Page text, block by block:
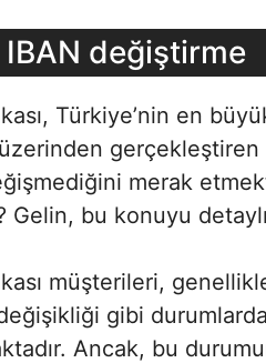
değiştirme
Türkiye’nin en
gerçekleştiren
merak
Gelin, bu konuyu
müşterileri,
gibi
Ancak, bu